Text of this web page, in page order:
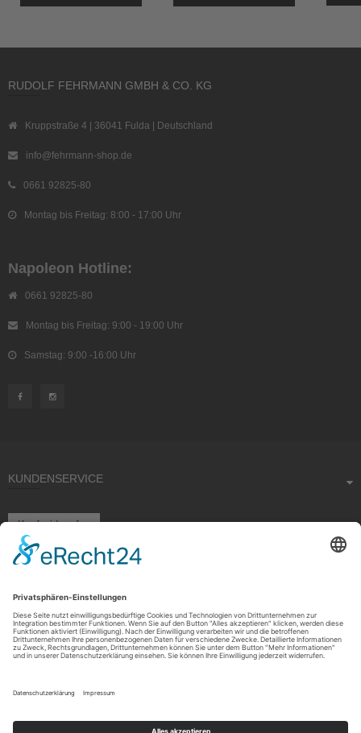
RUDOLF FEHRMANN GMBH & CO. KG
Kruppstraße 4 | 36041 Fulda | Deutschland
info@fehrmann-shop.de
0661 92825-80
Montag bis Freitag: 8:00 - 17:00 Uhr
Napoleon Hotline:
0661 92825-80
Montag bis Freitag: 9:00 - 19:00 Uhr
Samstag: 9:00 -16:00 Uhr
KUNDENSERVICE
Kauf widerrufen
RECHTLICHES
ÜBER UNS